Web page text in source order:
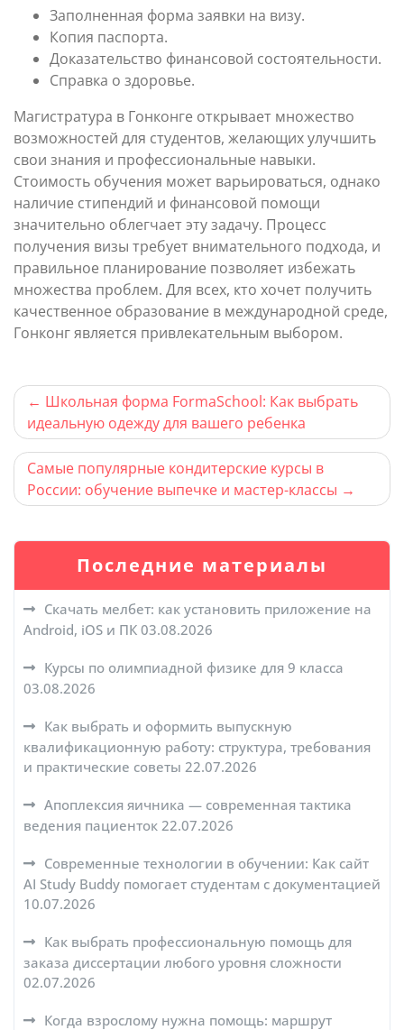
Заполненная форма заявки на визу.
Копия паспорта.
Доказательство финансовой состоятельности.
Справка о здоровье.
Магистратура в Гонконге открывает множество
возможностей для студентов, желающих улучшить
свои знания и профессиональные навыки.
Стоимость обучения может варьироваться, однако
наличие стипендий и финансовой помощи
значительно облегчает эту задачу. Процесс
получения визы требует внимательного подхода, и
правильное планирование позволяет избежать
множества проблем. Для всех, кто хочет получить
качественное образование в международной среде,
Гонконг является привлекательным выбором.
Навигация
по
записям
Школьная форма FormaSchool: Как выбрать
идеальную одежду для вашего ребенка
Самые популярные кондитерские курсы в
России: обучение выпечке и мастер-классы
Последние материалы
Скачать мелбет: как установить приложение на
Android, iOS и ПК 03.08.2026
Курсы по олимпиадной физике для 9 класса
03.08.2026
Как выбрать и оформить выпускную
квалификационную работу: структура, требования
и практические советы 22.07.2026
Апоплексия яичника — современная тактика
ведения пациенток 22.07.2026
Современные технологии в обучении: Как сайт
AI Study Buddy помогает студентам с документацией
10.07.2026
Как выбрать профессиональную помощь для
заказа диссертации любого уровня сложности
02.07.2026
Когда взрослому нужна помощь: маршрут